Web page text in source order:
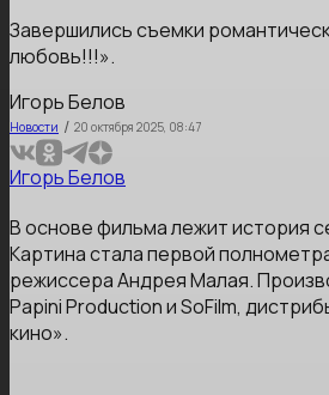
Завершились съемки
любовь!!!».
Игорь Белов
Новости / 20 октября 2025, 08:47
Игорь Белов
В основе фильма лежит история
Картина стала первой
режиссера Андрея Малая.
Papini Production и SoFilm,
кино».